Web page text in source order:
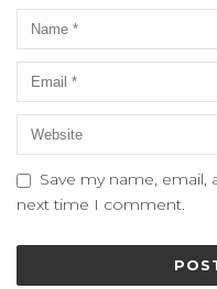
Save my name,
next time I comment.